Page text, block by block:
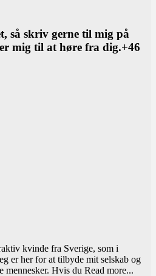
så skriv gerne til mig på
mig til at høre fra dig.+46
kvinde fra Sverige, som i
er her for at tilbyde mit selskab og
mennesker. Hvis du Read more...